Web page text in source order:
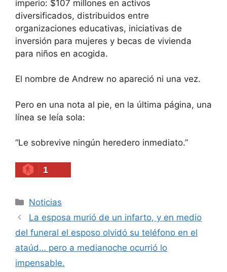
imperio: $107 millones en activos
diversificados, distribuidos entre
organizaciones educativas, iniciativas de
inversión para mujeres y becas de vivienda
para niños en acogida.
El nombre de Andrew no apareció ni una vez.
Pero en una nota al pie, en la última página, una
línea se leía sola:
“Le sobrevive ningún heredero inmediato.”
1
Categories
Noticias
La esposa murió de un infarto, y en medio
del funeral el esposo olvidó su teléfono en el
ataúd… pero a medianoche ocurrió lo
impensable.